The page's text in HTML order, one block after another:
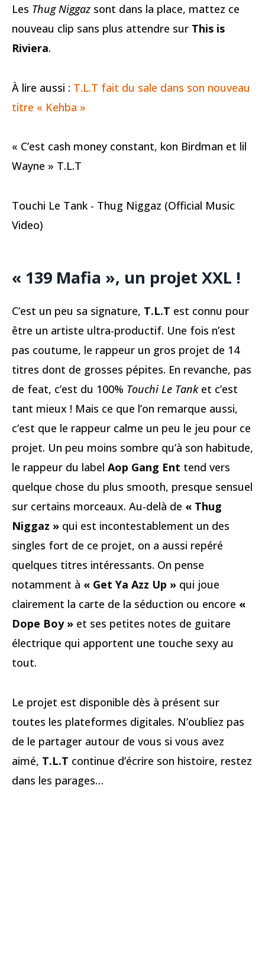
Les Thug Niggaz sont dans la place, mattez ce
nouveau clip sans plus attendre sur This is
Riviera.
À lire aussi : T.L.T fait du sale dans son nouveau
titre « Kehba »
« C’est cash money constant, kon Birdman et lil
Wayne » T.L.T
Touchi Le Tank - Thug Niggaz (Official Music
Video)
« 139 Mafia », un projet XXL !
C’est un peu sa signature, T.L.T est connu pour
être un artiste ultra-productif. Une fois n’est
pas coutume, le rappeur un gros projet de 14
titres dont de grosses pépites. En revanche, pas
de feat, c’est du 100% Touchi Le Tanket c’est
tant mieux ! Mais ce que l’on remarque aussi,
c’est que le rappeur calme un peu le jeu pour ce
projet. Un peu moins sombre qu’à son habitude,
le rappeur du label Aop Gang Ent tend vers
quelque chose du plus smooth, presque sensuel
sur certains morceaux. Au-delà de « Thug
Niggaz » qui est incontestablement un des
singles fort de ce projet, on a aussi repéré
quelques titres intéressants. On pense
notamment à « Get Ya Azz Up » qui joue
clairement la carte de la séduction ou encore «
Dope Boy » et ses petites notes de guitare
électrique qui apportent une touche sexy au
tout.
Le projet est disponible dès à présent sur
toutes les plateformes digitales. N’oubliez pas
de le partager autour de vous si vous avez
aimé, T.L.T continue d’écrire son histoire, restez
dans les parages…